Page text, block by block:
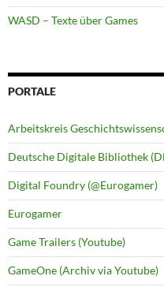
WASD – Texte über Games
PORTALE
Arbeitskreis
Deutsche Digitale Bibliothek
Digital Foundry (@Eurogamer)
Eurogamer
Game Trailers (Youtube)
GameOne (Archiv via Youtube)